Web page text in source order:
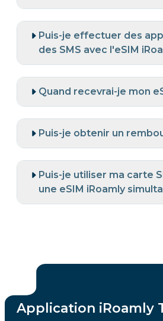
Puis-je effectuer des
des SMS avec l'eSIM
Quand recevrai-je mon
Puis-je obtenir un
Puis-je utiliser ma carte
une eSIM iRoamly
Application iRoamly